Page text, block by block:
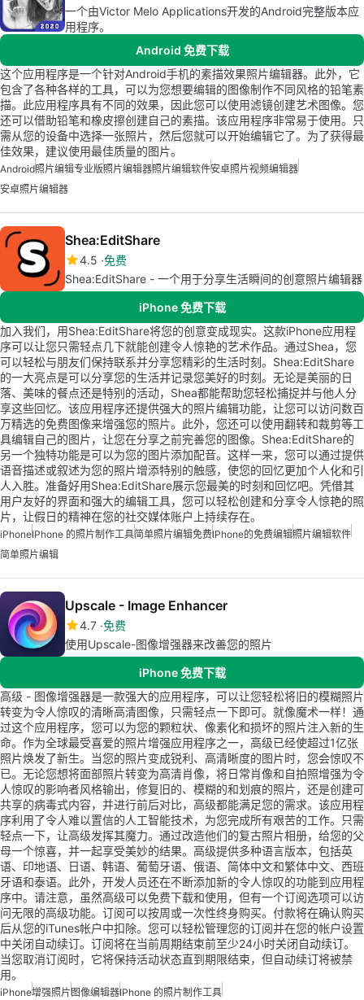
一个由Victor Melo Applications开发的Android完整版本应
用程序。
Android 免费下载
这个应用程序是一个针对Android手机的素描效果照片编辑器。此外，它
包含了各种各样的工具，可以为您想要编辑的图像制作不同风格的铅笔素
描。此应用程序具有不同的效果，因此您可以使用滤镜创建艺术图像。您
还可以借助铅笔和橡皮擦创建自己的素描。该应用程序非常易于使用。只
需从您的设备中选择一张照片，然后您就可以开始编辑它了。为了获得最
佳效果，建议使用最佳质量的图片。
Android照片编辑专业版照片编辑器照片编辑软件安卓照片视频编辑器
安卓照片编辑器
Shea:EditShare
4.5 免费
Shea:EditShare - 一个用于分享生活瞬间的创意照片编辑器
iPhone 免费下载
加入我们，用Shea:EditShare将您的创意变成现实。这款iPhone应用程
序可以让您只需轻点几下就能创建令人惊艳的艺术作品。通过Shea，您
可以轻松与朋友们保持联系并分享您精彩的生活时刻。Shea:EditShare
的一大亮点是可以分享您的生活并记录您美好的时刻。无论是美丽的日
落、美味的餐点还是特别的活动，Shea都能帮助您轻松捕捉并与他人分
享这些回忆。该应用程序还提供强大的照片编辑功能，让您可以访问数百
万精选的免费图像来增强您的照片。此外，您还可以使用翻转和裁剪等工
具编辑自己的图片，让您在分享之前完善您的图像。Shea:EditShare的
另一个独特功能是可以为您的图片添加配音。这样一来，您可以通过提供
语音描述或叙述为您的照片增添特别的触感，使您的回忆更加个人化和引
人入胜。准备好用Shea:EditShare展示您最美的时刻和回忆吧。凭借其
用户友好的界面和强大的编辑工具，您可以轻松创建和分享令人惊艳的照
片，让假日的精神在您的社交媒体账户上持续存在。
iPhoneIPhone 的照片制作工具简单照片编辑免费IPhone的免费编辑照片编辑软件
简单照片编辑
Upscale - Image Enhancer
4.7 免费
使用Upscale-图像增强器来改善您的照片
iPhone 免费下载
高级 - 图像增强器是一款强大的应用程序，可以让您轻松将旧的模糊照片
转变为令人惊叹的清晰高清图像，只需轻点一下即可。就像魔术一样！通
过这个应用程序，您可以为您的颗粒状、像素化和损坏的照片注入新的生
命。作为全球最受喜爱的照片增强应用程序之一，高级已经使超过1亿张
照片焕发了新生。当您的照片变成锐利、高清晰度的图片时，您会惊叹不
已。无论您想将面部照片转变为高清肖像，将日常肖像和自拍照增强为令
人惊叹的影响者风格输出，修复旧的、模糊的和划痕的照片，还是创建可
共享的病毒式内容，并进行前后对比，高级都能满足您的需求。该应用程
序利用了令人难以置信的人工智能技术，为您完成所有艰苦的工作。只需
轻点一下，让高级发挥其魔力。通过改造他们的复古照片相册，给您的父
母一个惊喜，并一起享受美妙的结果。高级提供多种语言版本，包括英
语、印地语、日语、韩语、葡萄牙语、俄语、简体中文和繁体中文、西班
牙语和泰语。此外，开发人员还在不断添加新的令人惊叹的功能到应用程
序中。请注意，虽然高级可以免费下载和使用，但有一个订阅选项可以访
问无限的高级功能。订阅可以按周或一次性终身购买。付款将在确认购买
后从您的iTunes帐户中扣除。您可以轻松管理您的订阅并在您的帐户设置
中关闭自动续订。订阅将在当前周期结束前至少24小时关闭自动续订。
当您取消订阅时，它将保持活动状态直到期限结束，但自动续订将被禁
用。
iPhone增强照片图像编辑器IPhone 的照片制作工具